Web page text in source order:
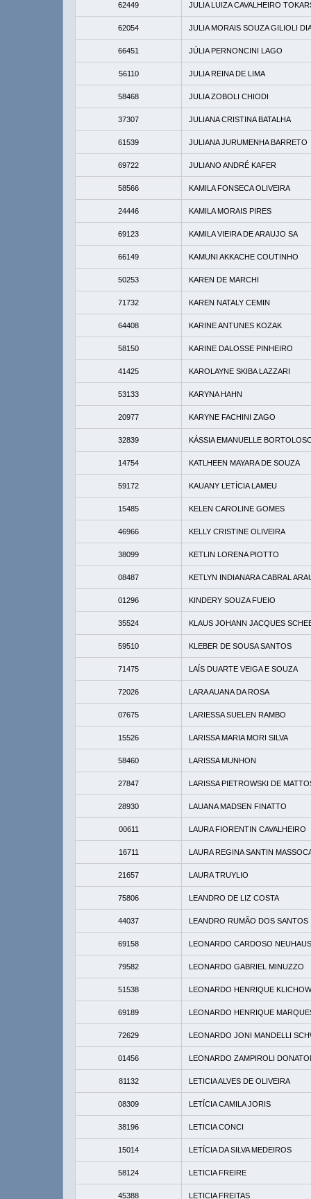
62449 JULIA LUIZA CAVALHEIRO
62054 JULIA MORAIS SOUZA GILIOLI
66451 JÚLIA PERNONCINI LAGO
56110 JULIA REINA DE LIMA
58468 JULIA ZOBOLI CHIODI
37307 JULIANA CRISTINA BATALHA
61539 JULIANA JURUMENHA BARRETO
69722 JULIANO ANDRÉ KAFER
58566 KAMILA FONSECA OLIVEIRA
24446 KAMILA MORAIS PIRES
69123 KAMILA VIEIRA DE ARAUJO SA
66149 KAMUNI AKKACHE COUTINHO
50253 KAREN DE MARCHI
71732 KAREN NATALY CEMIN
64408 KARINE ANTUNES KOZAK
58150 KARINE DALOSSE PINHEIRO
41425 KAROLAYNE SKIBA LAZZARI
53133 KARYNA HAHN
20977 KARYNE FACHINI ZAGO
32839 KÁSSIA EMANUELLE
14754 KATLHEEN MAYARA DE SOUZA
59172 KAUANY LETÍCIA LAMEU
15485 KELEN CAROLINE GOMES
46966 KELLY CRISTINE OLIVEIRA
38099 KETLIN LORENA PIOTTO
08487 KETLYN INDIANARA CABRAL
01296 KINDERY SOUZA FUEIO
35524 KLAUS JOHANN JACQUES
59510 KLEBER DE SOUSA SANTOS
71475 LAÍS DUARTE VEIGA E SOUZA
72026 LARA AUANA DA ROSA
07675 LARIESSA SUELEN RAMBO
15526 LARISSA MARIA MORI SILVA
58460 LARISSA MUNHON
27847 LARISSA PIETROWSKI DE
28930 LAUANA MADSEN FINATTO
00611 LAURA FIORENTIN CAVALHEIRO
16711 LAURA REGINA SANTIN
21657 LAURA TRUYLIO
75806 LEANDRO DE LIZ COSTA
44037 LEANDRO RUMÃO DOS SANTOS
69158 LEONARDO CARDOSO NEUHAUS
79582 LEONARDO GABRIEL MINUZZO
51538 LEONARDO HENRIQUE
69189 LEONARDO HENRIQUE
72629 LEONARDO JONI MANDELLI
01456 LEONARDO ZAMPIROLI
81132 LETICIA ALVES DE OLIVEIRA
08309 LETÍCIA CAMILA JORIS
38196 LETICIA CONCI
15014 LETÍCIA DA SILVA MEDEIROS
58124 LETICIA FREIRE
45388 LETICIA FREITAS